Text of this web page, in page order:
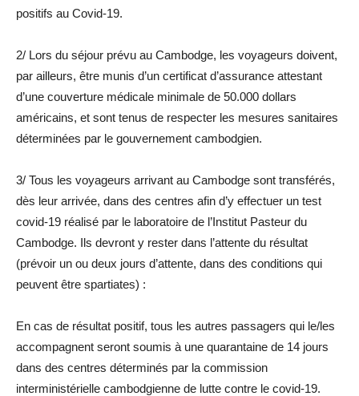
positifs au Covid-19.
2/ Lors du séjour prévu au Cambodge, les voyageurs doivent,
par ailleurs, être munis d’un certificat d’assurance attestant
d’une couverture médicale minimale de 50.000 dollars
américains, et sont tenus de respecter les mesures sanitaires
déterminées par le gouvernement cambodgien.
3/ Tous les voyageurs arrivant au Cambodge sont transférés,
dès leur arrivée, dans des centres afin d’y effectuer un test
covid-19 réalisé par le laboratoire de l’Institut Pasteur du
Cambodge. Ils devront y rester dans l’attente du résultat
(prévoir un ou deux jours d’attente, dans des conditions qui
peuvent être spartiates) :
En cas de résultat positif, tous les autres passagers qui le/les
accompagnent seront soumis à une quarantaine de 14 jours
dans des centres déterminés par la commission
interministérielle cambodgienne de lutte contre le covid-19.